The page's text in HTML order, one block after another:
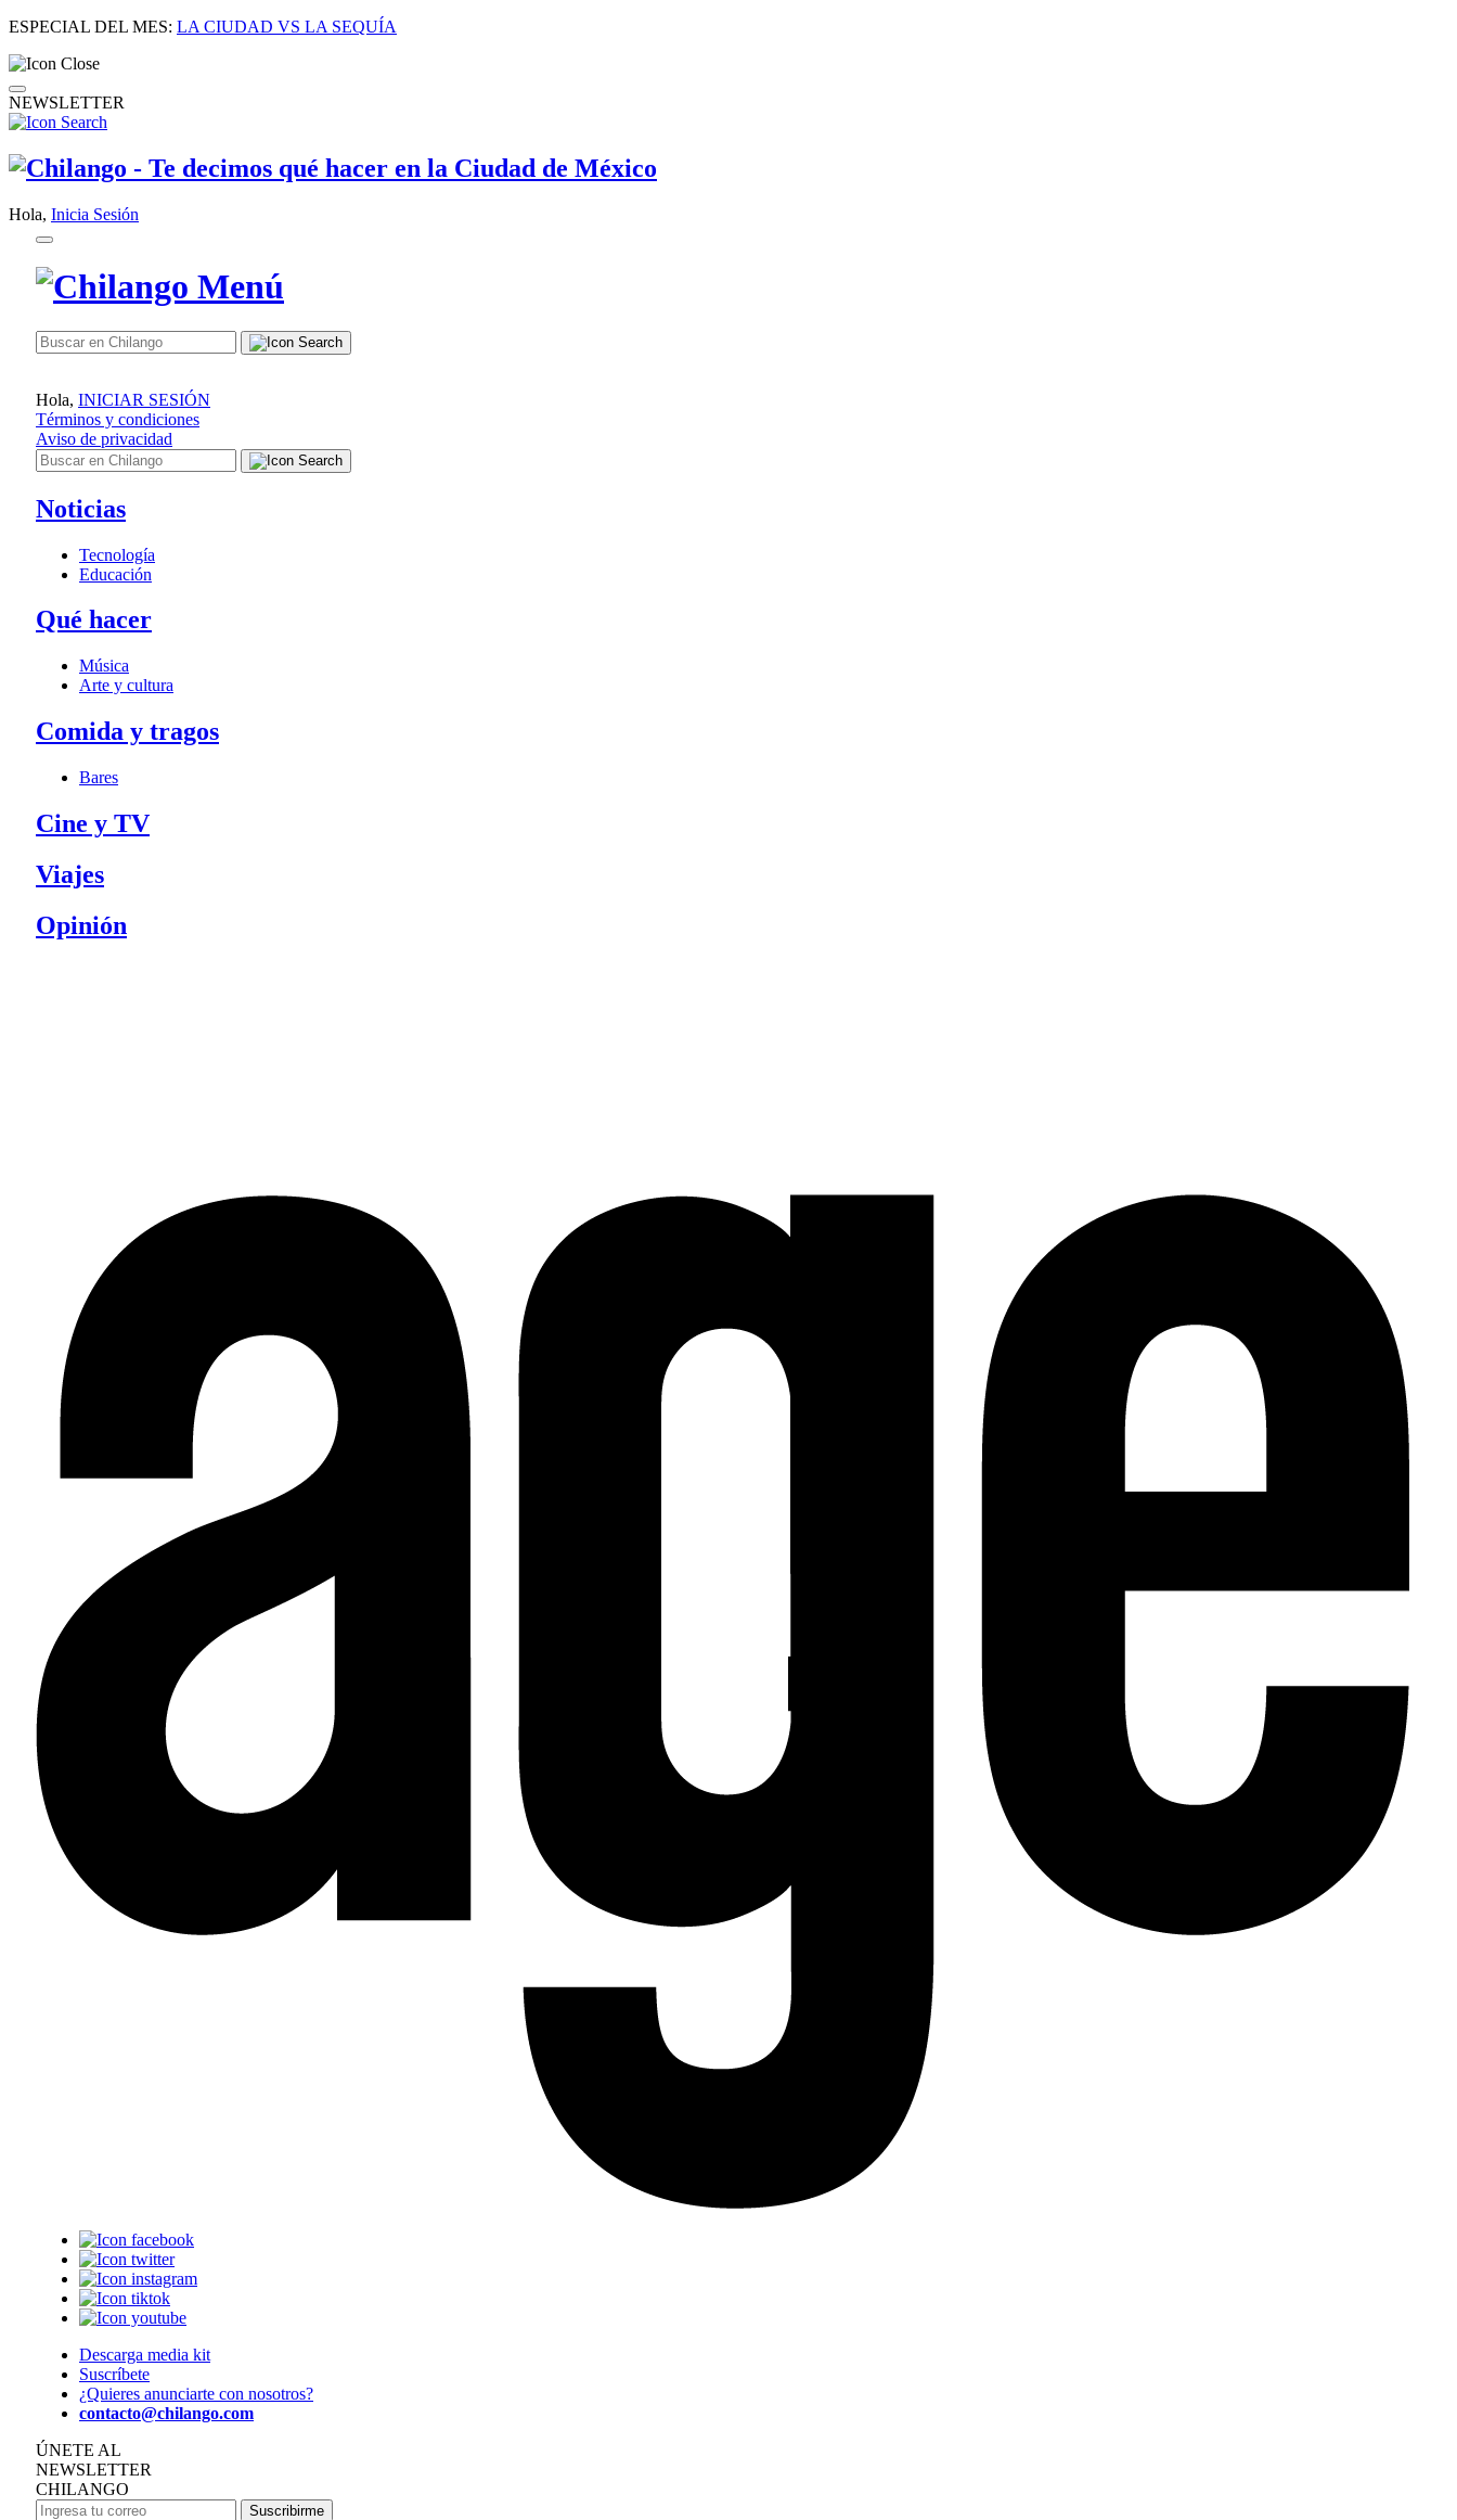
ESPECIAL DEL MES: LA CIUDAD VS LA SEQUÍA
NEWSLETTER
Hola, Inicia Sesión
Hola, INICIAR SESIÓN
Términos y condiciones
Aviso de privacidad
Noticias
Tecnología
Educación
Qué hacer
Música
Arte y cultura
Comida y tragos
Bares
Cine y TV
Viajes
Opinión
Descarga media kit
Suscríbete
¿Quieres anunciarte con nosotros?
contacto@chilango.com
ÚNETE AL
NEWSLETTER
CHILANGO
Suscribirme